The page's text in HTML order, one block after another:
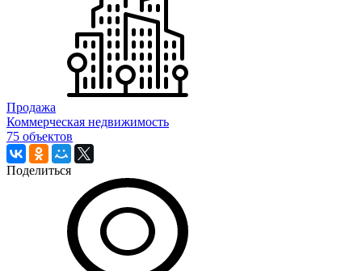
Продажа
Коммерческая недвижимость
75 объектов
Поделиться